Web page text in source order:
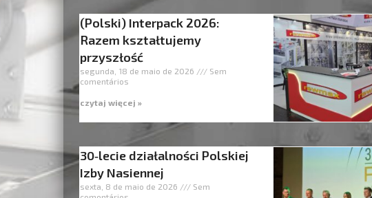
(Polski) Interpack 2026:
Razem kształtujemy
przyszłość
segunda, 18 de maio de 2026
Sem
comentários
czytaj więcej »
30‑lecie działalności Polskiej
Izby Nasiennej
sexta, 8 de maio de 2026
Sem